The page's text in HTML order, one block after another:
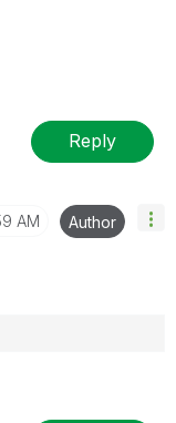
Reply
AM Author